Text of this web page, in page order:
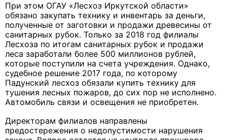
При этом ОГАУ «Лесхоз Иркутской области»
обязано закупать технику и инвентарь за деньги,
полученные от заготовки и продажи древесины от
санитарных рубок. Только за 2018 год филиалы
Лесхоза по итогам санитарных рубок и продажи
леса заработали более 500 миллионов рублей,
которые поступили на счета учреждения. Однако,
судебное решение 2017 года, по которому
Падунский лесхоз обязали купить технику для
тушения лесных пожаров, до сих пор не исполнено.
Автомобиль связи и освещения не приобретен.
Директорам филиалов направлены
предостережения о недопустимости нарушения